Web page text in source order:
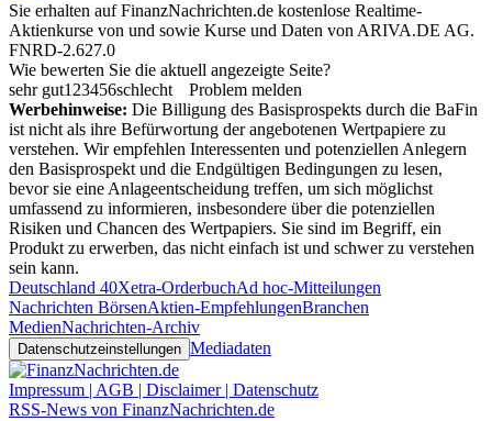
Sie erhalten auf FinanzNachrichten.de kostenlose Realtime-
Aktienkurse von und sowie Kurse und Daten von ARIVA.DE AG.
FNRD-2.627.0
Wie bewerten Sie die aktuell angezeigte Seite?
sehr gut1 23456schlecht
Problem melden
Werbehinweise: Die Billigung des Basisprospekts durch die BaFin
ist nicht als ihre Befürwortung der angebotenen Wertpapiere zu
verstehen. Wir empfehlen Interessenten und potenziellen Anlegern
den Basisprospekt und die Endgültigen Bedingungen zu lesen,
bevor sie eine Anlageentscheidung treffen, um sich möglichst
umfassend zu informieren, insbesondere über die potenziellen
Risiken und Chancen des Wertpapiers. Sie sind im Begriff, ein
Produkt zu erwerben, das nicht einfach ist und schwer zu verstehen
sein kann.
Deutschland 40Xetra-OrderbuchAd hoc-Mitteilungen
Nachrichten BörsenAktien-EmpfehlungenBranchen
MedienNachrichten-Archiv
Datenschutzeinstellungen Mediadaten
Impressum | AGB | Disclaimer | Datenschutz
RSS-News von FinanzNachrichten.de